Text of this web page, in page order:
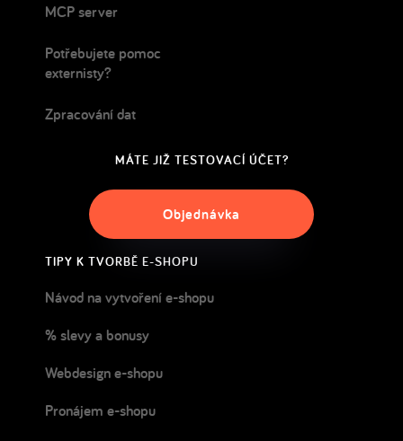
MCP server
Potřebujete pomoc
externisty?
Zpracování dat
MÁTE JIŽ TESTOVACÍ ÚČET?
Objednávka
TIPY K TVORBĚ E-SHOPU
Návod na vytvoření e-shopu
% slevy a bonusy
Webdesign e-shopu
Pronájem e-shopu